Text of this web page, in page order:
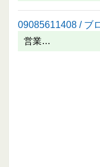
09085611408 / ブ
営業…